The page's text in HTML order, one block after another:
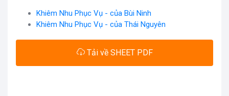
Khiêm Nhu Phục Vụ - của Bùi Ninh
Khiêm Nhu Phục Vụ - của Thái Nguyên
Tải về SHEET PDF